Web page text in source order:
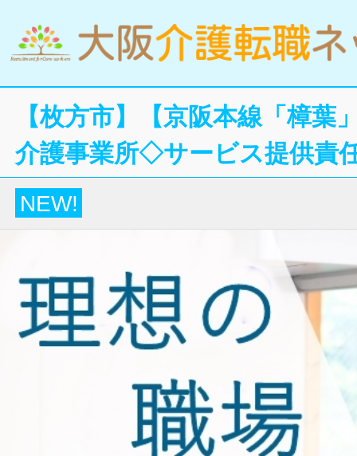
【枚方市】【京阪本線「樟
介護事業所◇サービス提供責
NEW!